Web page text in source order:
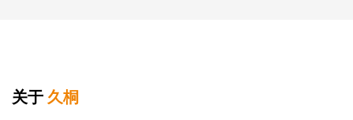
关于 久桐